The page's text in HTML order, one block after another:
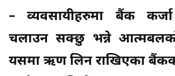
– व्यवसायीहरुमा बैंक
चलाउन सक्छु भन्ने
यसमा ऋण लिन राखिएका